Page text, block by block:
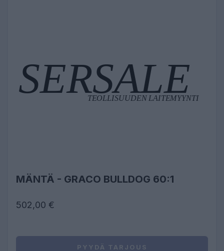
MÄNTÄ - GRACO BULLDOG 60:1
502,00 €
PYYDÄ TARJOUS